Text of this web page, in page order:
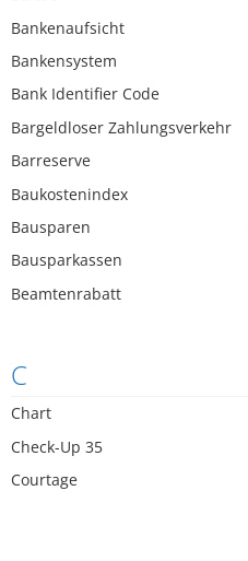
Bankenaufsicht
Bankensystem
Bank Identifier Code
Bargeldloser Zahlungsverkehr
Barreserve
Baukostenindex
Bausparen
Bausparkassen
Beamtenrabatt
C
Chart
Check-Up 35
Courtage